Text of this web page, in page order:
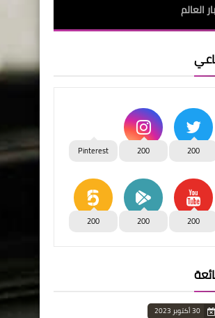
العالم
200
200
Pinterest
200
200
200
30 أكتوبر 2023